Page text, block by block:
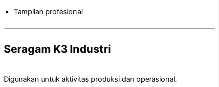
Tampilan profesional
Seragam K3 Industri
Digunakan untuk aktivitas produksi dan operasional.